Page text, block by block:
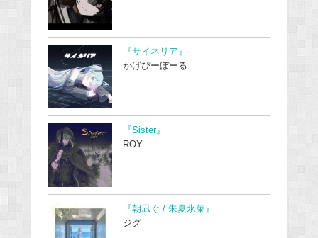
『サイネリア』
かげぴーぼーる
『Sister』
ROY
『朝凪ぐ / 朱夏氷菓』
ジグ